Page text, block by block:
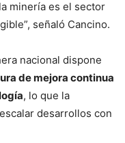
minería es el sector
señaló Cancino.
nacional dispone
de mejora continua
, lo que la
desarrollos con